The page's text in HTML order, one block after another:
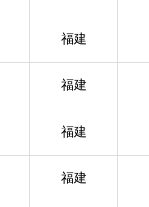
福建
福建
福建
福建